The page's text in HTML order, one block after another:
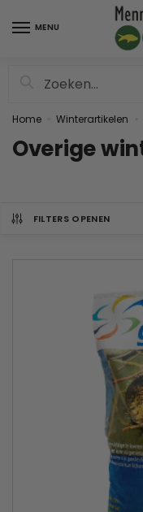
MENU
Home Winterartikelen
Overige
FILTERS OPENEN